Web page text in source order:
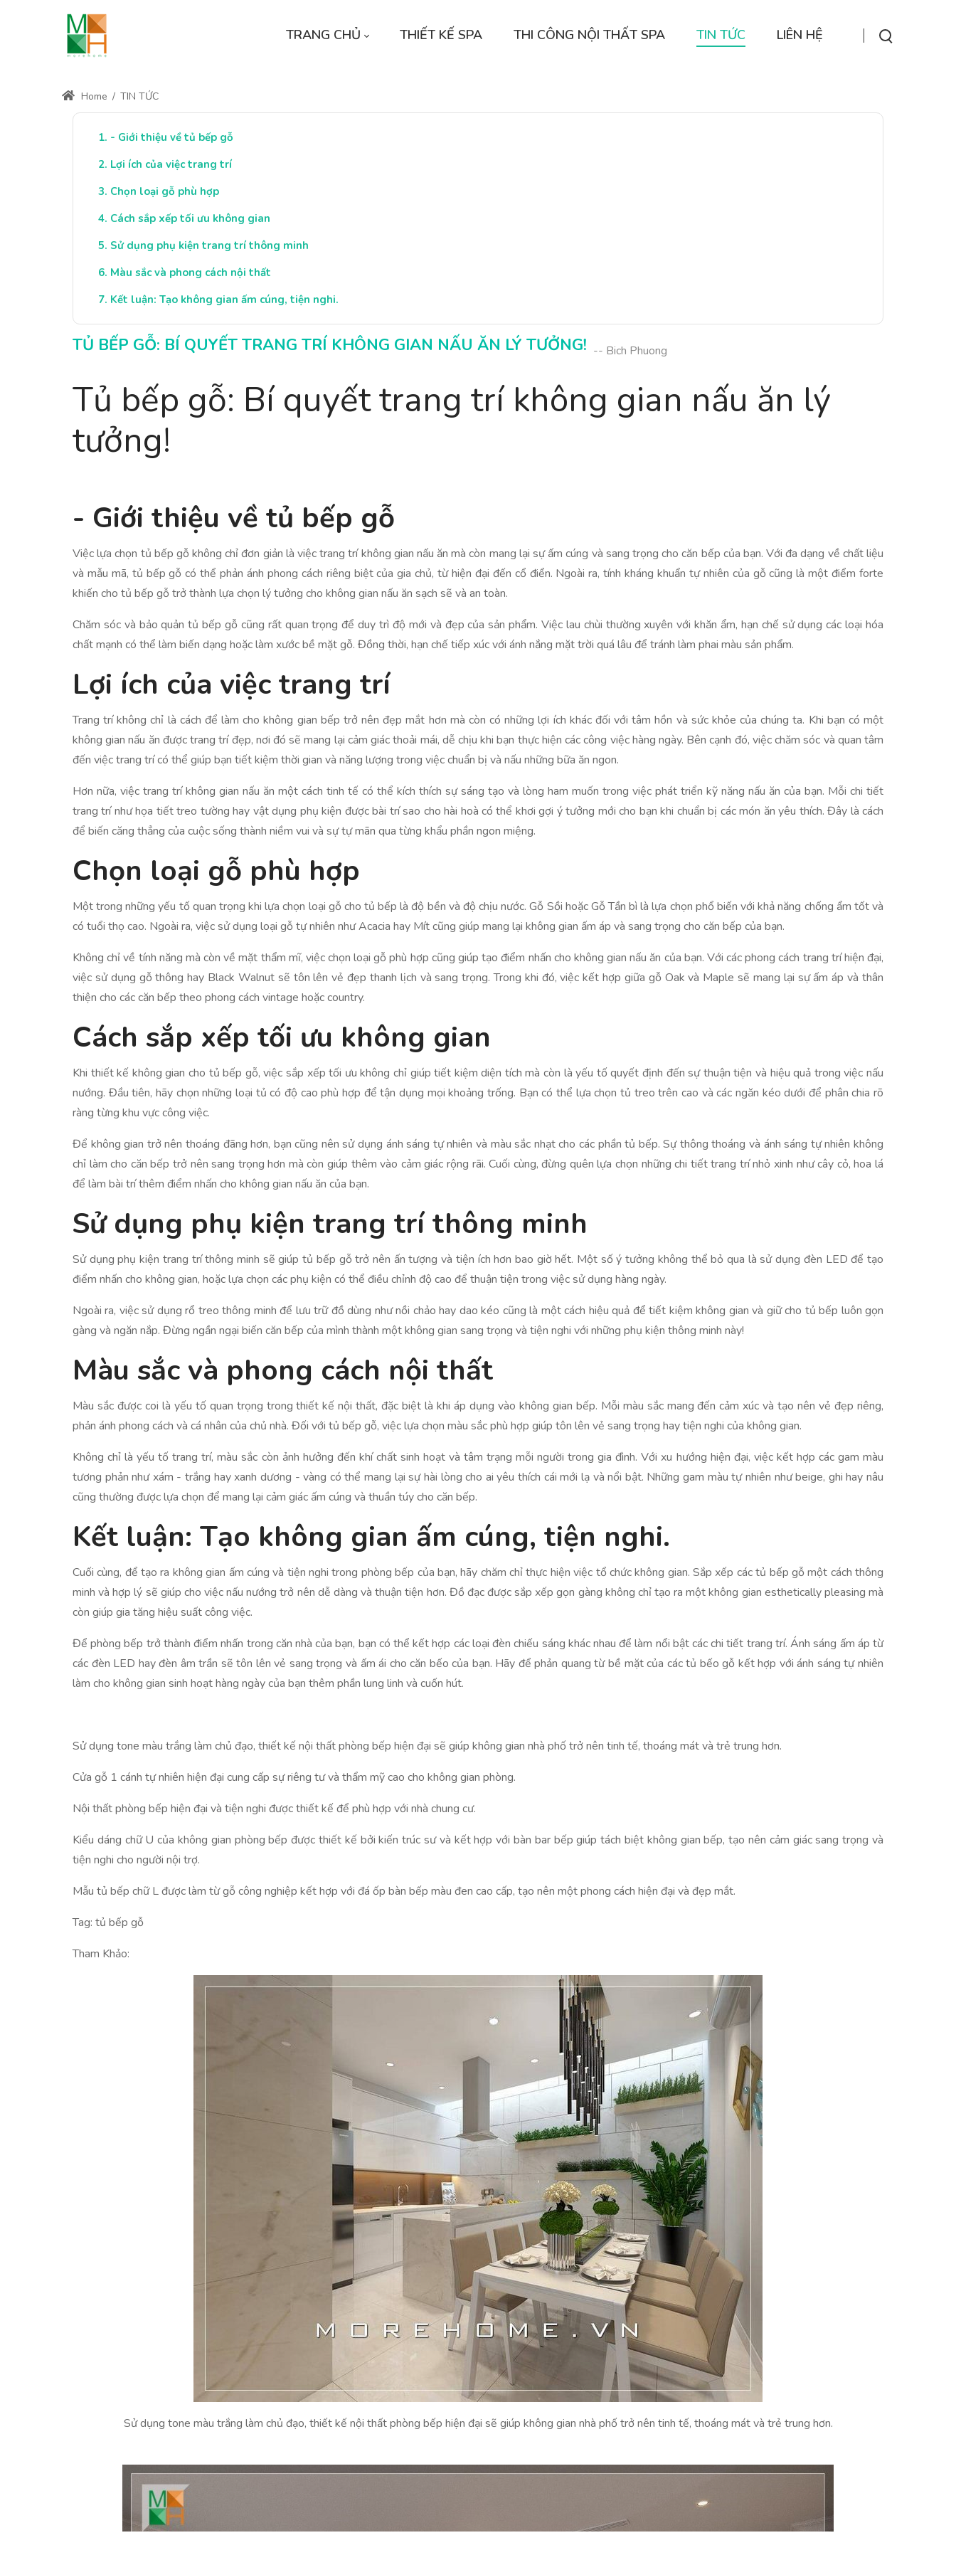
TRANG CHỦ THIẾT KẾ SPA THI CÔNG NỘI THẤT SPA TIN TỨC LIÊN HỆ
Home / TIN TỨC
- Giới thiệu về tủ bếp gỗ
Lợi ích của việc trang trí
Chọn loại gỗ phù hợp
Cách sắp xếp tối ưu không gian
Sử dụng phụ kiện trang trí thông minh
Màu sắc và phong cách nội thất
Kết luận: Tạo không gian ấm cúng, tiện nghi.
TỦ BẾP GỖ: BÍ QUYẾT TRANG TRÍ KHÔNG GIAN NẤU ĂN LÝ TƯỞNG! -- Bich Phuong
Tủ bếp gỗ: Bí quyết trang trí không gian nấu ăn lý
tưởng!
- Giới thiệu về tủ bếp gỗ
Việc lựa chọn tủ bếp gỗ không chỉ đơn giản là việc trang trí không gian nấu ăn mà còn mang lại sự ấm cúng và sang trọng cho căn bếp của bạn. Với đa dạng về chất liệu
và mẫu mã, tủ bếp gỗ có thể phản ánh phong cách riêng biệt của gia chủ, từ hiện đại đến cổ điển. Ngoài ra, tính kháng khuẩn tự nhiên của gỗ cũng là một điểm forte
khiến cho tủ bếp gỗ trở thành lựa chọn lý tưởng cho không gian nấu ăn sạch sẽ và an toàn.
Chăm sóc và bảo quản tủ bếp gỗ cũng rất quan trọng để duy trì độ mới và đẹp của sản phẩm. Việc lau chùi thường xuyên với khăn ẩm, hạn chế sử dụng các loại hóa
chất mạnh có thể làm biến dạng hoặc làm xước bề mặt gỗ. Đồng thời, hạn chế tiếp xúc với ánh nắng mặt trời quá lâu để tránh làm phai màu sản phẩm.
Lợi ích của việc trang trí
Trang trí không chỉ là cách để làm cho không gian bếp trở nên đẹp mắt hơn mà còn có những lợi ích khác đối với tâm hồn và sức khỏe của chúng ta. Khi bạn có một
không gian nấu ăn được trang trí đẹp, nơi đó sẽ mang lại cảm giác thoải mái, dễ chịu khi bạn thực hiện các công việc hàng ngày. Bên cạnh đó, việc chăm sóc và quan tâm
đến việc trang trí có thể giúp bạn tiết kiệm thời gian và năng lượng trong việc chuẩn bị và nấu những bữa ăn ngon.
Hơn nữa, việc trang trí không gian nấu ăn một cách tinh tế có thể kích thích sự sáng tạo và lòng ham muốn trong việc phát triển kỹ năng nấu ăn của bạn. Mỗi chi tiết
trang trí như họa tiết treo tường hay vật dụng phụ kiện được bài trí sao cho hài hoà có thể khơi gợi ý tưởng mới cho bạn khi chuẩn bị các món ăn yêu thích. Đây là cách
để biến căng thẳng của cuộc sống thành niềm vui và sự tự mãn qua từng khẩu phần ngon miệng.
Chọn loại gỗ phù hợp
Một trong những yếu tố quan trọng khi lựa chọn loại gỗ cho tủ bếp là độ bền và độ chịu nước. Gỗ Sồi hoặc Gỗ Tần bì là lựa chọn phổ biến với khả năng chống ẩm tốt và
có tuổi thọ cao. Ngoài ra, việc sử dụng loại gỗ tự nhiên như Acacia hay Mít cũng giúp mang lại không gian ấm áp và sang trọng cho căn bếp của bạn.
Không chỉ về tính năng mà còn về mặt thẩm mĩ, việc chọn loại gỗ phù hợp cũng giúp tạo điểm nhấn cho không gian nấu ăn của bạn. Với các phong cách trang trí hiện đại,
việc sử dụng gỗ thông hay Black Walnut sẽ tôn lên vẻ đẹp thanh lịch và sang trọng. Trong khi đó, việc kết hợp giữa gỗ Oak và Maple sẽ mang lại sự ấm áp và thân
thiện cho các căn bếp theo phong cách vintage hoặc country.
Cách sắp xếp tối ưu không gian
Khi thiết kế không gian cho tủ bếp gỗ, việc sắp xếp tối ưu không chỉ giúp tiết kiệm diện tích mà còn là yếu tố quyết định đến sự thuận tiện và hiệu quả trong việc nấu
nướng. Đầu tiên, hãy chọn những loại tủ có độ cao phù hợp để tận dụng mọi khoảng trống. Bạn có thể lựa chọn tủ treo trên cao và các ngăn kéo dưới để phân chia rõ
ràng từng khu vực công việc.
Để không gian trở nên thoáng đãng hơn, bạn cũng nên sử dụng ánh sáng tự nhiên và màu sắc nhạt cho các phần tủ bếp. Sự thông thoáng và ánh sáng tự nhiên không
chỉ làm cho căn bếp trở nên sang trọng hơn mà còn giúp thêm vào cảm giác rộng rãi. Cuối cùng, đừng quên lựa chọn những chi tiết trang trí nhỏ xinh như cây cỏ, hoa lá
để làm bài trí thêm điểm nhấn cho không gian nấu ăn của bạn.
Sử dụng phụ kiện trang trí thông minh
Sử dụng phụ kiện trang trí thông minh sẽ giúp tủ bếp gỗ trở nên ấn tượng và tiện ích hơn bao giờ hết. Một số ý tưởng không thể bỏ qua là sử dụng đèn LED để tạo
điểm nhấn cho không gian, hoặc lựa chọn các phụ kiện có thể điều chỉnh độ cao để thuận tiện trong việc sử dụng hàng ngày.
Ngoài ra, việc sử dụng rổ treo thông minh để lưu trữ đồ dùng như nồi chảo hay dao kéo cũng là một cách hiệu quả để tiết kiệm không gian và giữ cho tủ bếp luôn gọn
gàng và ngăn nắp. Đừng ngần ngại biến căn bếp của mình thành một không gian sang trọng và tiện nghi với những phụ kiện thông minh này!
Màu sắc và phong cách nội thất
Màu sắc được coi là yếu tố quan trọng trong thiết kế nội thất, đặc biệt là khi áp dụng vào không gian bếp. Mỗi màu sắc mang đến cảm xúc và tạo nên vẻ đẹp riêng,
phản ánh phong cách và cá nhân của chủ nhà. Đối với tủ bếp gỗ, việc lựa chọn màu sắc phù hợp giúp tôn lên vẻ sang trọng hay tiện nghi của không gian.
Không chỉ là yếu tố trang trí, màu sắc còn ảnh hưởng đến khí chất sinh hoạt và tâm trạng mỗi người trong gia đình. Với xu hướng hiện đại, việc kết hợp các gam màu
tương phản như xám - trắng hay xanh dương - vàng có thể mang lại sự hài lòng cho ai yêu thích cái mới lạ và nổi bật. Những gam màu tự nhiên như beige, ghi hay nâu
cũng thường được lựa chọn để mang lại cảm giác ấm cúng và thuần túy cho căn bếp.
Kết luận: Tạo không gian ấm cúng, tiện nghi.
Cuối cùng, để tạo ra không gian ấm cúng và tiện nghi trong phòng bếp của bạn, hãy chăm chỉ thực hiện việc tổ chức không gian. Sắp xếp các tủ bếp gỗ một cách thông
minh và hợp lý sẽ giúp cho việc nấu nướng trở nên dễ dàng và thuận tiện hơn. Đồ đạc được sắp xếp gọn gàng không chỉ tạo ra một không gian esthetically pleasing mà
còn giúp gia tăng hiệu suất công việc.
Để phòng bếp trở thành điểm nhấn trong căn nhà của bạn, bạn có thể kết hợp các loại đèn chiếu sáng khác nhau để làm nổi bật các chi tiết trang trí. Ánh sáng ấm áp từ
các đèn LED hay đèn âm trần sẽ tôn lên vẻ sang trọng và ấm ái cho căn bếo của bạn. Hãy để phản quang từ bề mặt của các tủ bếo gỗ kết hợp với ánh sáng tự nhiên
làm cho không gian sinh hoạt hàng ngày của bạn thêm phần lung linh và cuốn hút.
Sử dụng tone màu trắng làm chủ đạo, thiết kế nội thất phòng bếp hiện đại sẽ giúp không gian nhà phố trở nên tinh tế, thoáng mát và trẻ trung hơn.
Cửa gỗ 1 cánh tự nhiên hiện đại cung cấp sự riêng tư và thẩm mỹ cao cho không gian phòng.
Nội thất phòng bếp hiện đại và tiện nghi được thiết kế để phù hợp với nhà chung cư.
Kiểu dáng chữ U của không gian phòng bếp được thiết kế bởi kiến trúc sư và kết hợp với bàn bar bếp giúp tách biệt không gian bếp, tạo nên cảm giác sang trọng và
tiện nghi cho người nội trợ.
Mẫu tủ bếp chữ L được làm từ gỗ công nghiệp kết hợp với đá ốp bàn bếp màu đen cao cấp, tạo nên một phong cách hiện đại và đẹp mắt.
Tag: tủ bếp gỗ
Tham Khảo:
Sử dụng tone màu trắng làm chủ đạo, thiết kế nội thất phòng bếp hiện đại sẽ giúp không gian nhà phố trở nên tinh tế, thoáng mát và trẻ trung hơn.